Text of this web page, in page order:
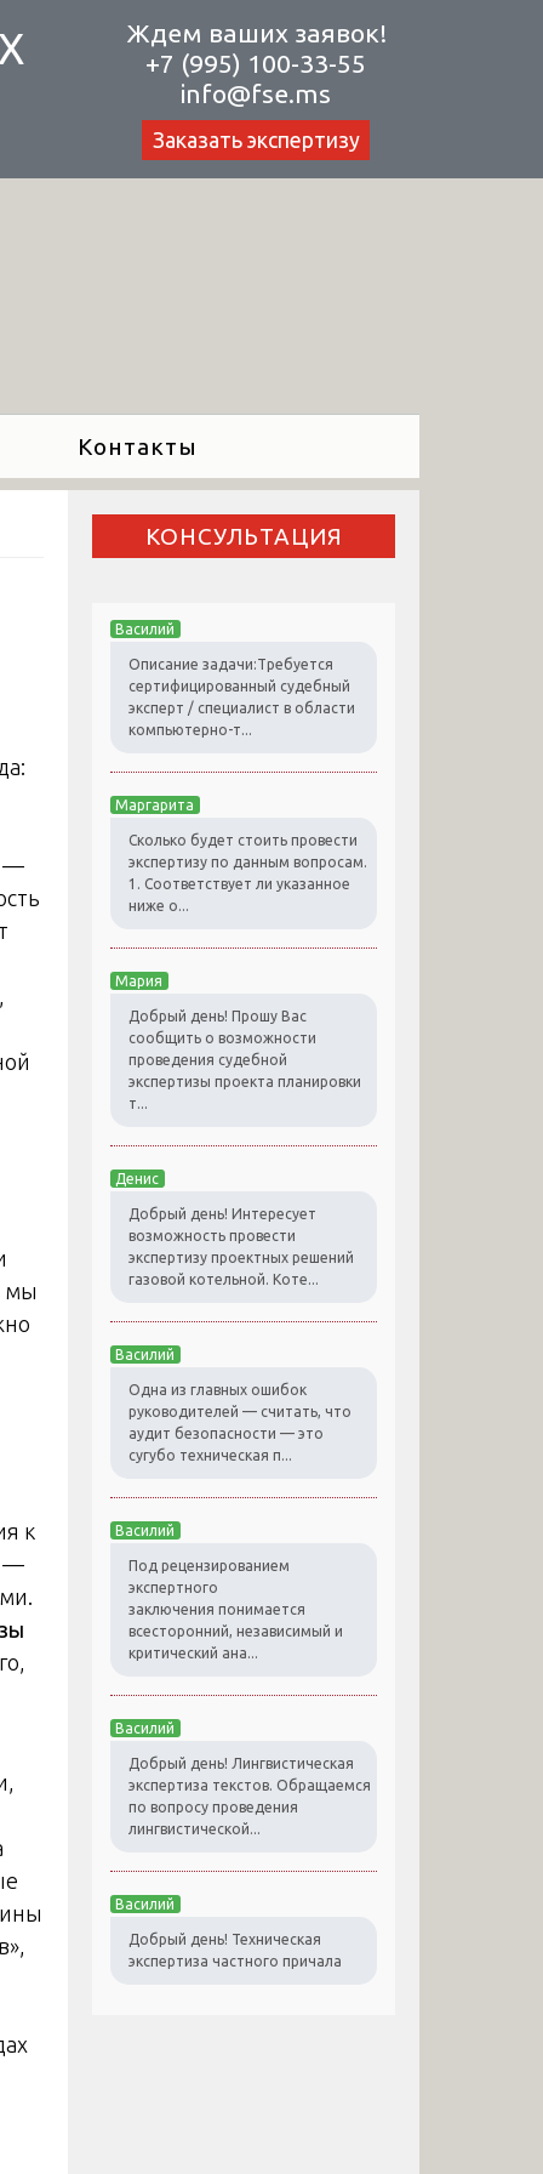
Ждем ваших заявок!
+7 (995) 100-33-55
info@fse.ms
Заказать экспертизу
Контакты
—
мы
к
—
КОНСУЛЬТАЦИЯ
Василий
Описание задачи:Требуется
сертифицированный судебный
эксперт / специалист в области
компьютерно-т...
Маргарита
Сколько будет стоить провести
экспертизу по данным вопросам.
1. Соответствует ли указанное
ниже о...
Мария
Добрый день! Прошу Вас
сообщить о возможности
проведения судебной
экспертизы проекта планировки
т...
Денис
Добрый день! Интересует
возможность провести
экспертизу проектных решений
газовой котельной. Коте...
Василий
Одна из главных ошибок
руководителей — считать, что
аудит безопасности — это
сугубо техническая п...
Василий
Под рецензированием
экспертного
заключения понимается
всесторонний, независимый и
критический ана...
Василий
Добрый день! Лингвистическая
экспертиза текстов. Обращаемся
по вопросу проведения
лингвистической...
Василий
Добрый день! Техническая
экспертиза частного причала